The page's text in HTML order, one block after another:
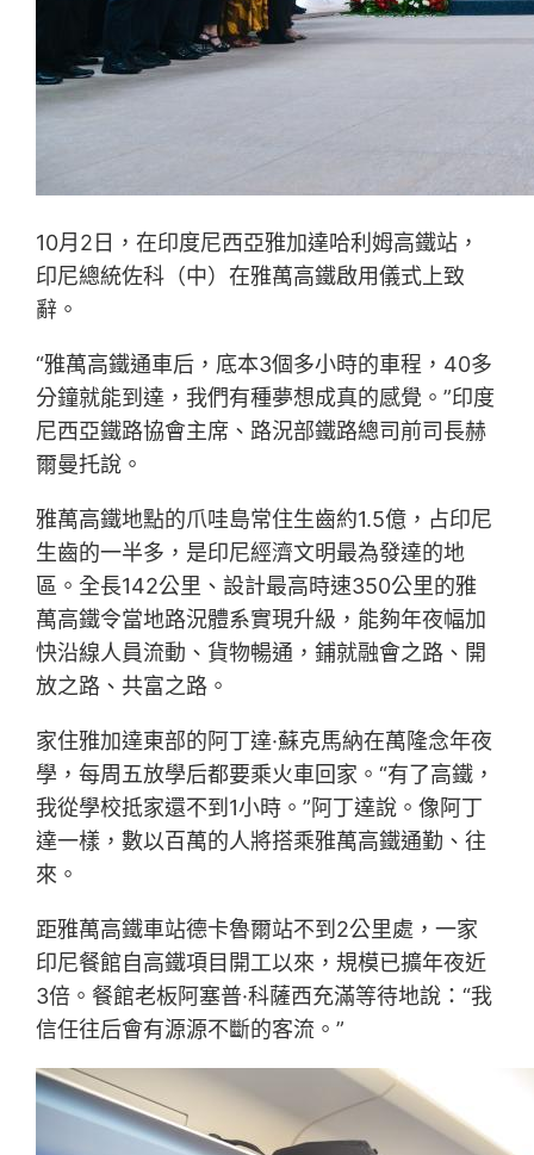
10月2日，在印度尼西亞雅加達哈利姆高鐵站，
印尼總統佐科（中）在雅萬高鐵啟用儀式上致
辭。
“雅萬高鐵通車后，底本3個多小時的車程，40多
分鐘就能到達，我們有種夢想成真的感覺。”印度
尼西亞鐵路協會主席、路況部鐵路總司前司長赫
爾曼托說。
雅萬高鐵地點的爪哇島常住生齒約1.5億，占印尼
生齒的一半多，是印尼經濟文明最為發達的地
區。全長142公里、設計最高時速350公里的雅
萬高鐵令當地路況體系實現升級，能夠年夜幅加
快沿線人員流動、貨物暢通，鋪就融會之路、開
放之路、共富之路。
家住雅加達東部的阿丁達·蘇克馬納在萬隆念年夜
學，每周五放學后都要乘火車回家。“有了高鐵，
我從學校抵家還不到1小時。”阿丁達說。像阿丁
達一樣，數以百萬的人將搭乘雅萬高鐵通勤、往
來。
距雅萬高鐵車站德卡魯爾站不到2公里處，一家
印尼餐館自高鐵項目開工以來，規模已擴年夜近
3倍。餐館老板阿塞普·科薩西充滿等待地說：“我
信任往后會有源源不斷的客流。”